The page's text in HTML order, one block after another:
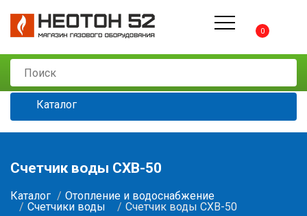
0
Каталог
Счетчик воды СХВ-50
Каталог
Отопление и водоснабжение
Счетчики воды
Счетчик воды СХВ-50